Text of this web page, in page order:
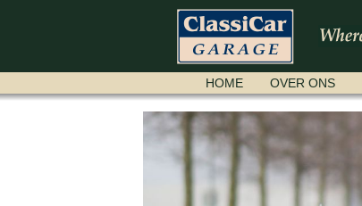
NAVIGATIE
OVERSLAAN
HOME OVER ONS